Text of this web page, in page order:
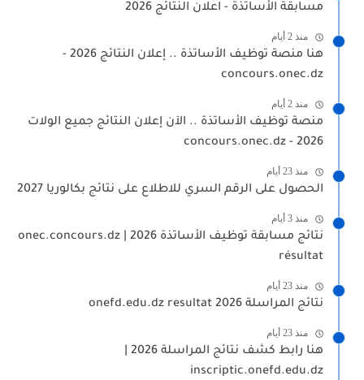
مسابقة الأساتذة - اعلان النتائج 2026
منذ 2 أيام
هنا منصة توظيف الأساتذة .. إعلان النتائج 2026 -
concours.onec.dz
منذ 2 أيام
منصة توظيف الأساتذة .. الآن إعلان النتائج جميع الولات
2026 - concours.onec.dz
منذ 23 أيام
الحصول على الرقم السري للاطلاع على نتائج بكالوريا 2027
منذ 3 أيام
نتائج مسابقة توظيف الأساتذة 2026 | onec.concours.dz
résultat
منذ 23 أيام
نتائج المراسلة 2026 onefd.edu.dz resultat
منذ 23 أيام
هنا رابط كشف نتائج المراسلة 2026 |
inscriptic.onefd.edu.dz